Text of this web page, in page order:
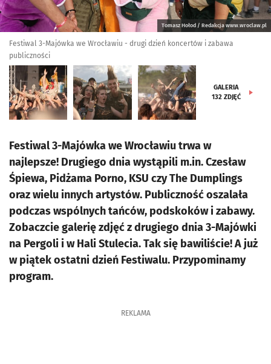
Tomasz Hołod / Redakcja www.wroclaw.pl
Festiwal 3-Majówka we Wrocławiu - drugi dzień koncertów i zabawa
publiczności
GALERIA
132 ZDJĘĆ
Festiwal 3-Majówka we Wrocławiu trwa w
najlepsze! Drugiego dnia wystąpili m.in. Czesław
Śpiewa, Pidżama Porno, KSU czy The Dumplings
oraz wielu innych artystów. Publiczność oszalała
podczas wspólnych tańców, podskoków i zabawy.
Zobaczcie galerię zdjęć z drugiego dnia 3-Majówki
na Pergoli i w Hali Stulecia. Tak się bawiliście! A już
w piątek ostatni dzień Festiwalu. Przypominamy
program.
REKLAMA